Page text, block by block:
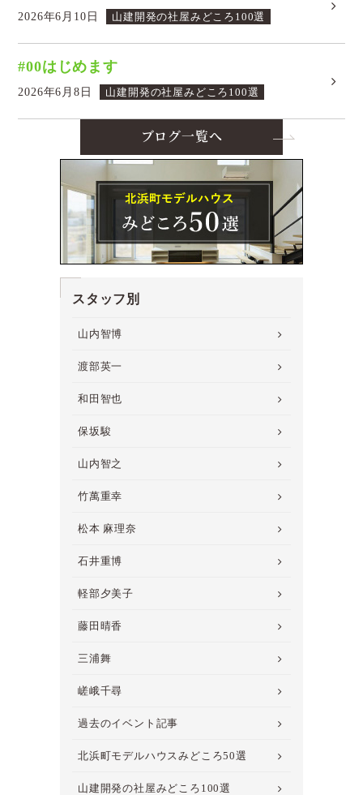
2026年6月10日 山建開発の社屋みどころ100選
#00はじめます
2026年6月8日 山建開発の社屋みどころ100選
ブログ一覧へ
スタッフ別
山内智博
渡部英一
和田智也
保坂駿
山内智之
竹萬重幸
松本 麻理奈
石井重博
軽部夕美子
藤田晴香
三浦舞
嵯峨千尋
過去のイベント記事
北浜町モデルハウスみどころ50選
山建開発の社屋みどころ100選